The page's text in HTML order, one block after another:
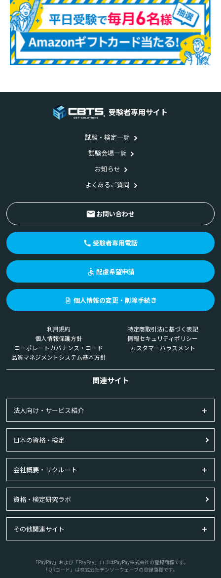
受験者専用サイト
試験・検定一覧
試験会場一覧
お知らせ
よくあるご質問
お問い合わせ
受験者専用電話
配慮希望申請
個人情報の変更・削除手続き
利用規約
特定商取引法に基づく表記
個人情報保護方針
情報セキュリティポリシー
コーポレートガバナンス・コード
カスタマーハラスメント
品質マネジメントシステム基本方針
関連サイト
法人向け・サービス紹介
日本の資格・検定
会社概要・リクルート
資格・検定研究ラボ
その他関連サイト
「PayPay」および「PayPay」ロゴはPayPay株式会社の登録商標です。
「QRコード」は株式会社デンソーウェーブの登録商標です。